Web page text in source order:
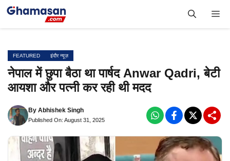
Skip
FEATURED इंदौर न्यूज़
नेपाल में छुपा बैठा था पार्षद Anwar Qadri, बेटी
आयशा और पत्नी कर रही थी मदद
By Abhishek Singh
Published On: August 31, 2025